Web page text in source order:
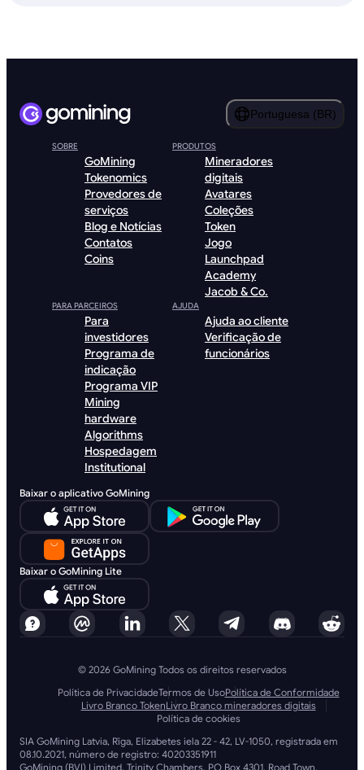
Portuguesa (BR)
SOBRE
GoMining
Tokenomics
Provedores de
serviços
Blog e Notícias
Contatos
Coins
PRODUTOS
Mineradores
digitais
Avatares
Coleções
Token
Jogo
Launchpad
Academy
Jacob & Co.
PARA PARCEIROS
Para
investidores
Programa de
indicação
Programa VIP
Mining
hardware
Algorithms
Hospedagem
Institutional
AJUDA
Ajuda ao cliente
Verificação de
funcionários
Baixar o aplicativo GoMining
Baixar o GoMining Lite
© 2026 GoMining Todos os direitos reservados
Política de PrivacidadeTermos de UsoPolítica de Conformidade
Livro Branco TokenLivro Branco mineradores digitais
Política de cookies
SIA GoMining Latvia, Rīga, Elizabetes iela 22 - 42, LV-1050, registrada em
08.10.2021, número de registro: 40203351911
GoMining (BVI) Limited, Trinity Chambers, PO Box 4301, Road Town,